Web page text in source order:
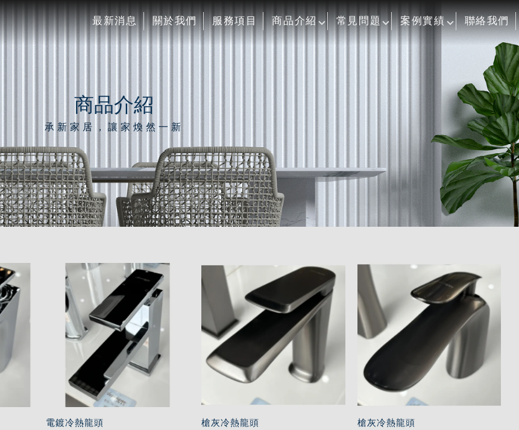
最新消息 關於我們 服務項目 商品介紹 常見問題 案例實績 聯絡我們
商品介紹
電鍍冷熱龍頭
槍灰冷熱龍頭
槍灰冷熱龍頭